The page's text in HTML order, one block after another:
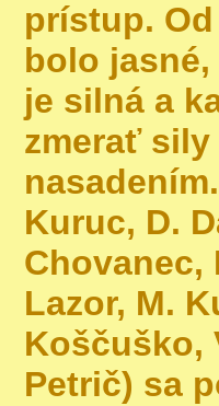
prístup.
bolo
je silná a
zmerať sily
Kuruc, D.
Chovanec,
Lazor, M.
Koščuško,
Petrič) sa